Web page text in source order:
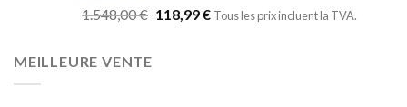
1.548,00€ 118,99€ Tous les prix incluent la TVA.
MEILLEURE VENTE